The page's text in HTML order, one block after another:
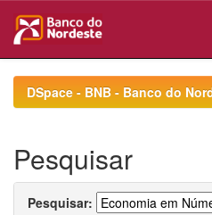
navigationDSpace - BNB - Banco do
Pesquisar
Pesquisar: